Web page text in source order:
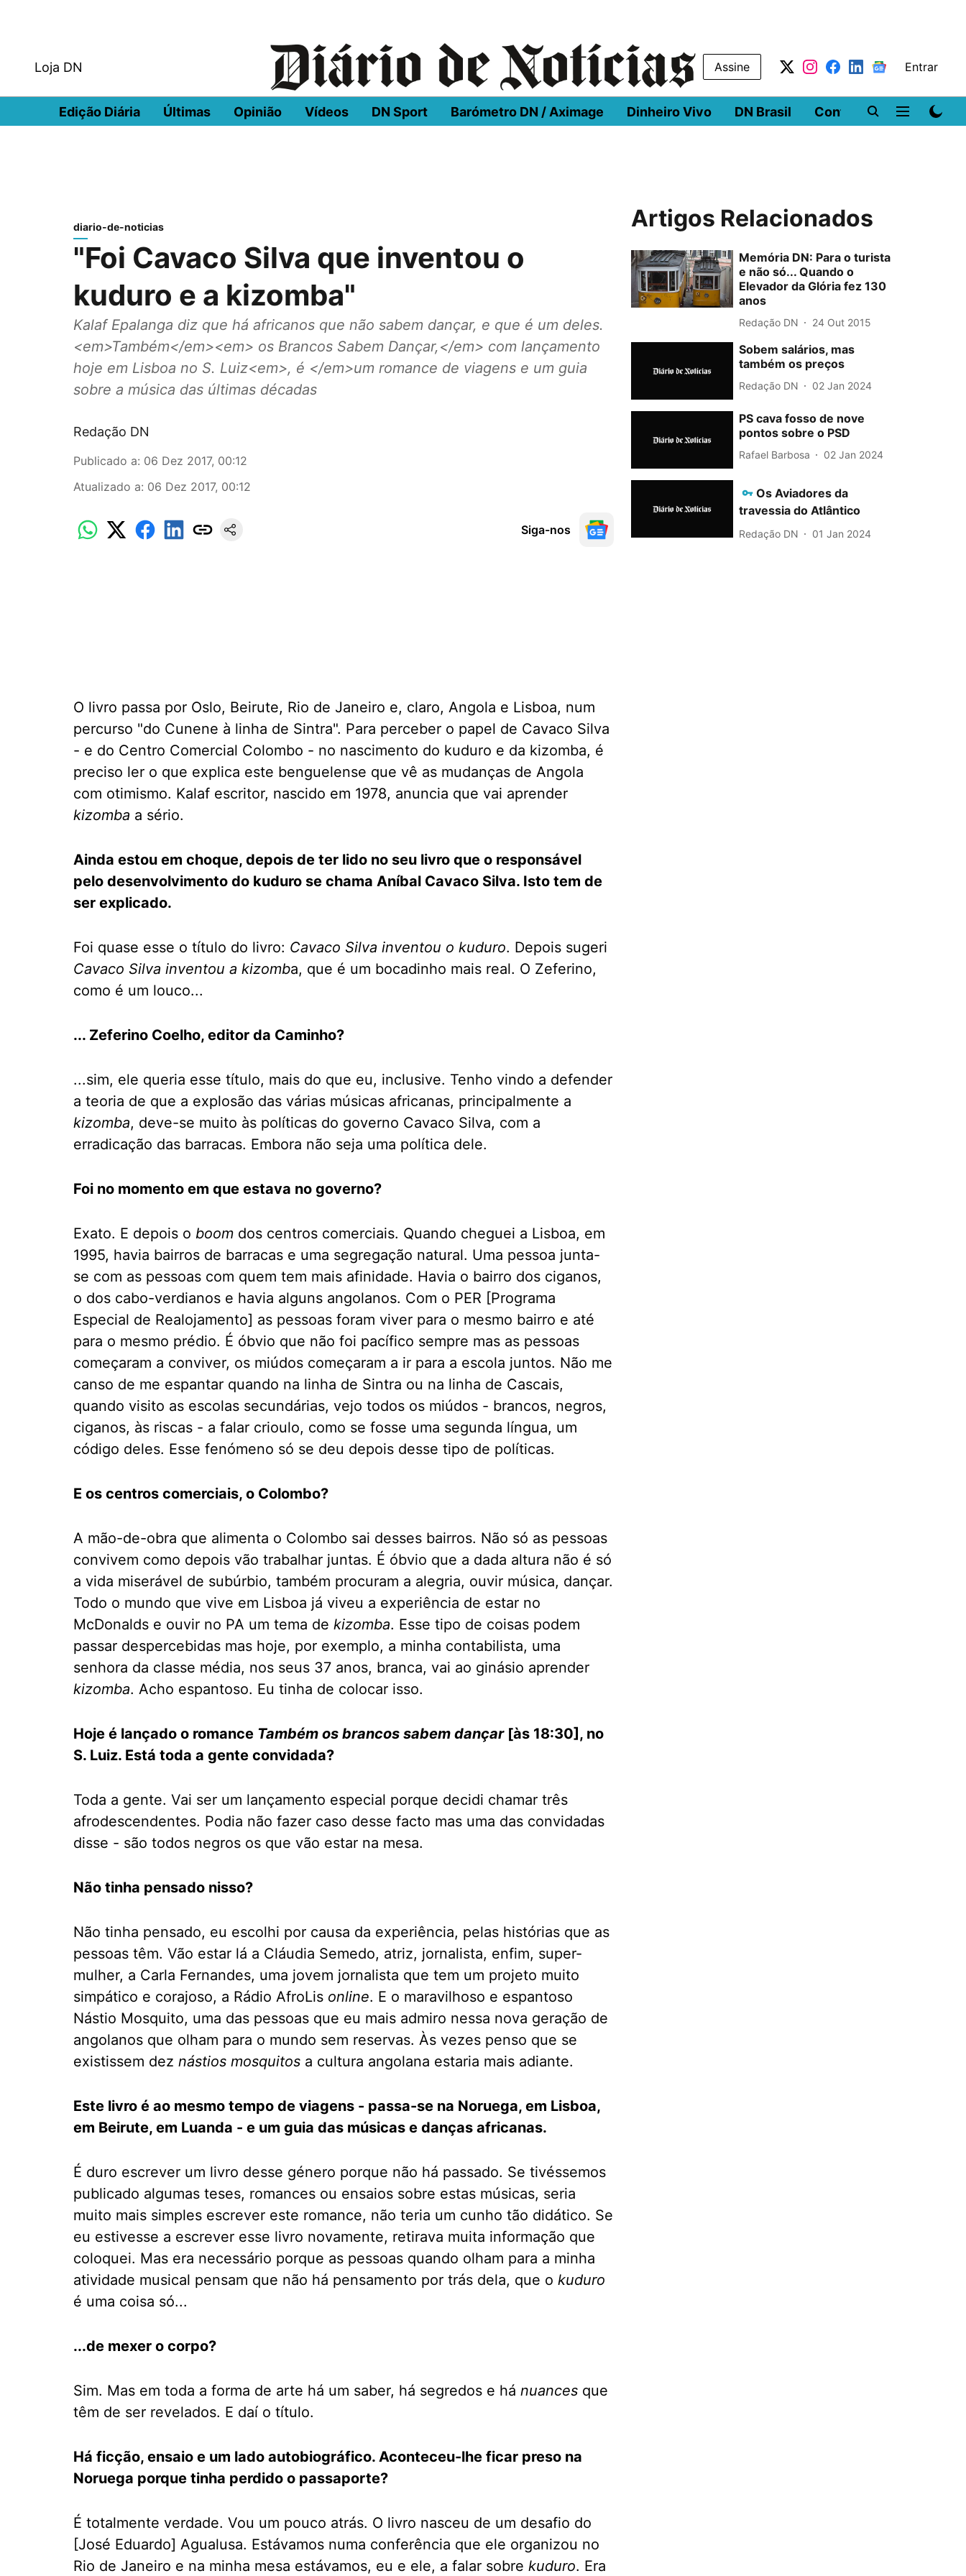
Loja DN Assine Entrar
Edição Diária Últimas Opinião Vídeos DN Sport Barómetro DN / Aximage Dinheiro Vivo DN Brasil Conferências DN
diario-de-noticias
"Foi Cavaco Silva que inventou o
kuduro e a kizomba"
Kalaf Epalanga diz que há africanos que não sabem dançar, e que é um deles.
<em>Também</em><em> os Brancos Sabem Dançar,</em> com lançamento
hoje em Lisboa no S. Luiz<em>, é </em>um romance de viagens e um guia
sobre a música das últimas décadas
Redação DN
Publicado a: 06 Dez 2017, 00:12
Atualizado a: 06 Dez 2017, 00:12
Siga-nos
O livro passa por Oslo, Beirute, Rio de Janeiro e, claro, Angola e Lisboa, num
percurso "do Cunene à linha de Sintra". Para perceber o papel de Cavaco Silva
- e do Centro Comercial Colombo - no nascimento do kuduro e da kizomba, é
preciso ler o que explica este benguelense que vê as mudanças de Angola
com otimismo. Kalaf escritor, nascido em 1978, anuncia que vai aprender
kizomba a sério.
Ainda estou em choque, depois de ter lido no seu livro que o responsável
pelo desenvolvimento do kuduro se chama Aníbal Cavaco Silva. Isto tem de
ser explicado.
Foi quase esse o título do livro: Cavaco Silva inventou o kuduro. Depois sugeri
Cavaco Silva inventou a kizomba, que é um bocadinho mais real. O Zeferino,
como é um louco...
... Zeferino Coelho, editor da Caminho?
...sim, ele queria esse título, mais do que eu, inclusive. Tenho vindo a defender
a teoria de que a explosão das várias músicas africanas, principalmente a
kizomba, deve-se muito às políticas do governo Cavaco Silva, com a
erradicação das barracas. Embora não seja uma política dele.
Foi no momento em que estava no governo?
Exato. E depois o boom dos centros comerciais. Quando cheguei a Lisboa, em
1995, havia bairros de barracas e uma segregação natural. Uma pessoa junta-
se com as pessoas com quem tem mais afinidade. Havia o bairro dos ciganos,
o dos cabo-verdianos e havia alguns angolanos. Com o PER [Programa
Especial de Realojamento] as pessoas foram viver para o mesmo bairro e até
para o mesmo prédio. É óbvio que não foi pacífico sempre mas as pessoas
começaram a conviver, os miúdos começaram a ir para a escola juntos. Não me
canso de me espantar quando na linha de Sintra ou na linha de Cascais,
quando visito as escolas secundárias, vejo todos os miúdos - brancos, negros,
ciganos, às riscas - a falar crioulo, como se fosse uma segunda língua, um
código deles. Esse fenómeno só se deu depois desse tipo de políticas.
E os centros comerciais, o Colombo?
A mão-de-obra que alimenta o Colombo sai desses bairros. Não só as pessoas
convivem como depois vão trabalhar juntas. É óbvio que a dada altura não é só
a vida miserável de subúrbio, também procuram a alegria, ouvir música, dançar.
Todo o mundo que vive em Lisboa já viveu a experiência de estar no
McDonalds e ouvir no PA um tema de kizomba. Esse tipo de coisas podem
passar despercebidas mas hoje, por exemplo, a minha contabilista, uma
senhora da classe média, nos seus 37 anos, branca, vai ao ginásio aprender
kizomba. Acho espantoso. Eu tinha de colocar isso.
Hoje é lançado o romance Também os brancos sabem dançar[às 18:30], no
S. Luiz. Está toda a gente convidada?
Toda a gente. Vai ser um lançamento especial porque decidi chamar três
afrodescendentes. Podia não fazer caso desse facto mas uma das convidadas
disse - são todos negros os que vão estar na mesa.
Não tinha pensado nisso?
Não tinha pensado, eu escolhi por causa da experiência, pelas histórias que as
pessoas têm. Vão estar lá a Cláudia Semedo, atriz, jornalista, enfim, super-
mulher, a Carla Fernandes, uma jovem jornalista que tem um projeto muito
simpático e corajoso, a Rádio AfroLis online. E o maravilhoso e espantoso
Nástio Mosquito, uma das pessoas que eu mais admiro nessa nova geração de
angolanos que olham para o mundo sem reservas. Às vezes penso que se
existissem dez nástios mosquitos a cultura angolana estaria mais adiante.
Este livro é ao mesmo tempo de viagens - passa-se na Noruega, em Lisboa,
em Beirute, em Luanda - e um guia das músicas e danças africanas.
É duro escrever um livro desse género porque não há passado. Se tivéssemos
publicado algumas teses, romances ou ensaios sobre estas músicas, seria
muito mais simples escrever este romance, não teria um cunho tão didático. Se
eu estivesse a escrever esse livro novamente, retirava muita informação que
coloquei. Mas era necessário porque as pessoas quando olham para a minha
atividade musical pensam que não há pensamento por trás dela, que o kuduro
é uma coisa só...
...de mexer o corpo?
Sim. Mas em toda a forma de arte há um saber, há segredos e há nuances que
têm de ser revelados. E daí o título.
Há ficção, ensaio e um lado autobiográfico. Aconteceu-lhe ficar preso na
Noruega porque tinha perdido o passaporte?
É totalmente verdade. Vou um pouco atrás. O livro nasceu de um desafio do
[José Eduardo] Agualusa. Estávamos numa conferência que ele organizou no
Rio de Janeiro e na minha mesa estávamos, eu e ele, a falar sobre kuduro. Era
Artigos Relacionados
Memória DN: Para o turista
e não só... Quando o
Elevador da Glória fez 130
anos
Redação DN 24 Out 2015
Sobem salários, mas
também os preços
Redação DN 02 Jan 2024
PS cava fosso de nove
pontos sobre o PSD
Rafael Barbosa 02 Jan 2024
Os Aviadores da
travessia do Atlântico
Redação DN 01 Jan 2024